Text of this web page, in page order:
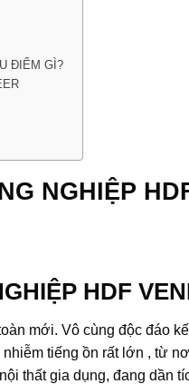
ĐIỂM GÌ?
NGHIỆP
HDF
mới. Vô cùng độc đáo
tiếng ồn rất lớn , từ
thất gia dụng, đang dần